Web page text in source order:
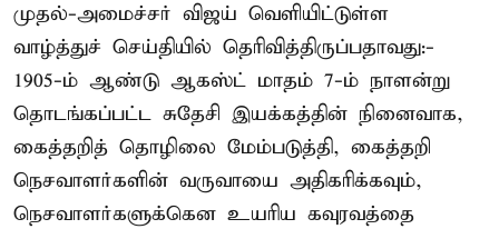
முதல்-அமைச்சர் விஜய் வெளியிட்டுள்ள
வாழ்த்துச் செய்தியில் தெரிவித்திருப்பதாவது:-
1905-ம் ஆண்டு ஆகஸ்ட் மாதம் 7-ம் நாளன்று
தொடங்கப்பட்ட சுதேசி இயக்கத்தின் நினைவாக,
கைத்தறித் தொழிலை மேம்படுத்தி, கைத்தறி
நெசவாளர்களின் வருவாயை அதிகரிக்கவும்,
நெசவாளர்களுக்கென உயரிய கவுரவத்தை